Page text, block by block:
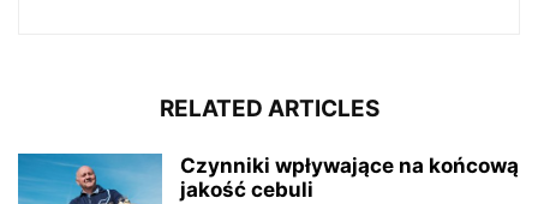
RELATED ARTICLES
Czynniki wpływające na końcową
jakość cebuli